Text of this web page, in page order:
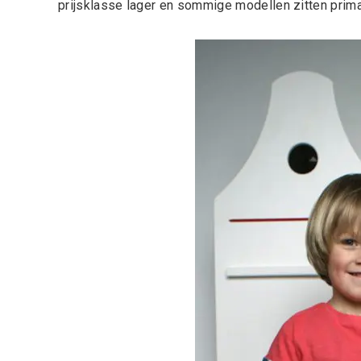
prijsklasse lager en sommige modellen zitten